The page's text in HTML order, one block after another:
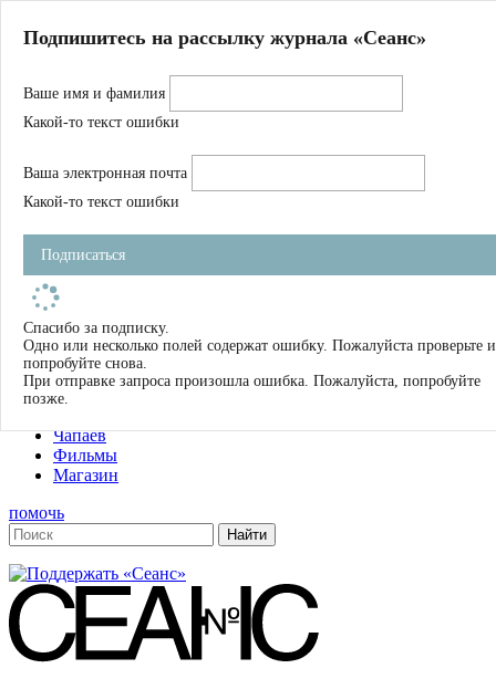
Магазин
Журнал
Школа
Устав
Фильмы
Имена
Тэги
О нас
Журнал
Книги
Чапаев
Фильмы
Магазин
помочь
Подпишитесь на рассылку журнала «Сеанс»
Ваше имя и фамилия
Какой-то текст ошибки
Ваша электронная почта
Какой-то текст ошибки
Подписаться
Спасибо за подписку.
Одно или несколько полей содержат ошибку. Пожалуйста проверьте и
попробуйте снова.
При отправке запроса произошла ошибка. Пожалуйста, попробуйте
позже.